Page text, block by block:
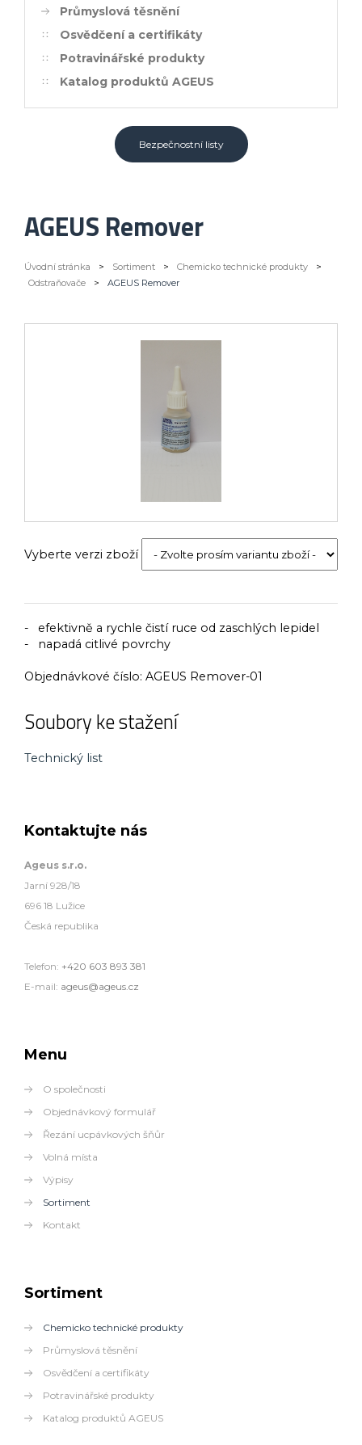
Průmyslová těsnění
Osvědčení a certifikáty
Potravinářské produkty
Katalog produktů AGEUS
Bezpečnostní listy
AGEUS Remover
Úvodní stránka > Sortiment > Chemicko technické produkty
>
Odstraňovače
> AGEUS Remover
Vyberte verzi zboží
- efektivně a rychle čistí ruce od zaschlých lepidel
- napadá citlivé povrchy
Objednávkové číslo: AGEUS Remover-01
Soubory ke stažení
Technický list
Kontaktujte nás
Ageus s.r.o.
Jarní 928/18
696 18 Lužice
Česká republika
Telefon: +420 603 893 381
E-mail: ageus@ageus.cz
Menu
O společnosti
Objednávkový formulář
Řezání ucpávkových šňůr
Volná místa
Výpisy
Sortiment
Kontakt
Sortiment
Chemicko technické produkty
Průmyslová těsnění
Osvědčení a certifikáty
Potravinářské produkty
Katalog produktů AGEUS